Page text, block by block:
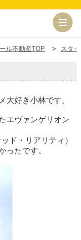
ル不動産TOP スタ
大好き小林です。
エヴァンゲリオン
ド・リアリティ）
ったです。